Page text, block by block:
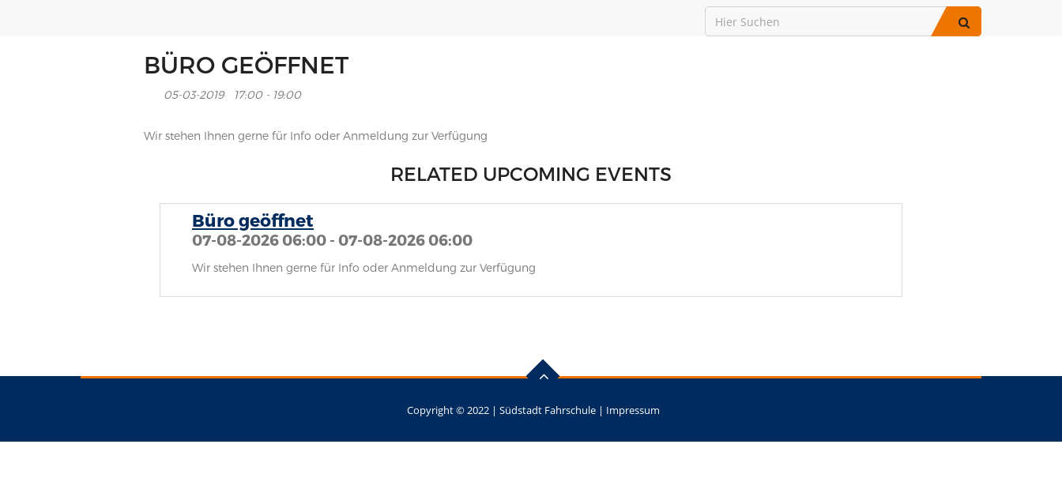
BÜRO GEÖFFNET
05-03-2019 17:00 - 19:00
Wir stehen Ihnen gerne für Info oder Anmeldung zur Verfügung
RELATED UPCOMING EVENTS
Büro geöffnet
07-08-2026 06:00 - 07-08-2026 06:00
Wir stehen Ihnen gerne für Info oder Anmeldung zur Verfügung
Copyright © 2022 | Südstadt Fahrschule | Impressum